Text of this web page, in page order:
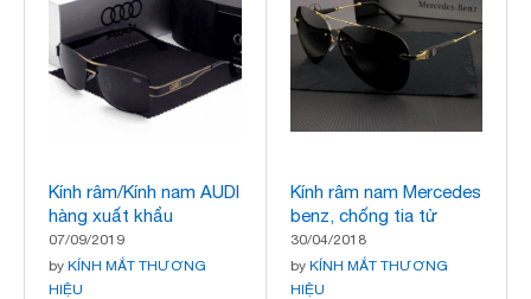
Kính râm/Kính nam AUDI
hàng xuất khẩu
07/09/2019
by KÍNH MẮT THƯƠNG
HIỆU
Kính râm nam Mercedes
benz, chống tia tử
ngoại, mắt kính chuồn
chuồn, hàng cao cấp
30/04/2018
by KÍNH MẮT THƯƠNG
HIỆU